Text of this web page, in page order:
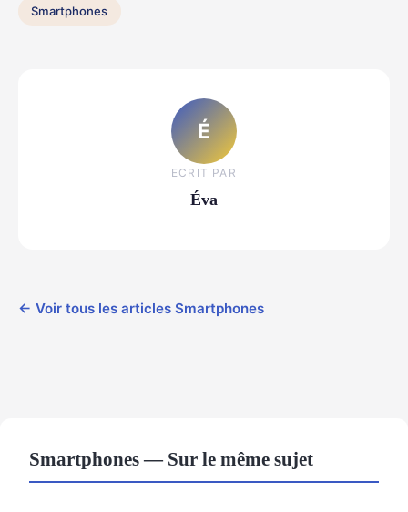
Smartphones
É
ECRIT PAR
Éva
← Voir tous les articles Smartphones
Smartphones — Sur le même sujet